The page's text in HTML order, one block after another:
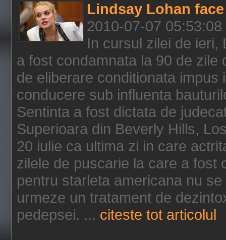
Lindsay Lohan
2010-07-07 05:53:08
In cursul zilei de ieri,
a fost condamnata la 90 de
de eliberare conditionata
conducere sub influenta
Sentinta a fost dictata de
Superioara din Beverly Hills,
20 iulie ca ultima zi in care
zilele de puscarie la care a fost
pentru starleta americana nu
urmeze un tratament de
pedepsei. ... citeste tot articolul